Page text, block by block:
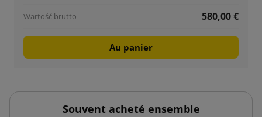
580,00 €
Au panier
Souvent acheté ensemble